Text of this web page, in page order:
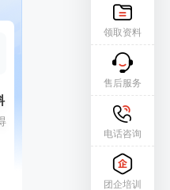
领取资料
售后服务
电话咨询
团企培训